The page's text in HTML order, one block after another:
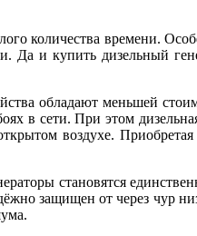
количества времени.
Да и купить дизельный
обладают меньшей
в сети. При этом
воздухе. Приобретая
становятся
защищен от через чур